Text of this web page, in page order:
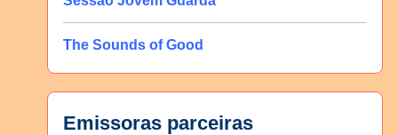
The Sounds of Good
Emissoras parceiras